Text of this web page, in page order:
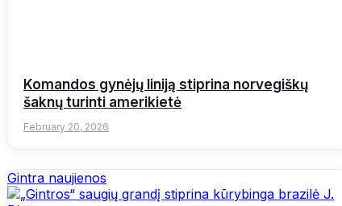
Komandos gynėjų liniją stiprina norvegiškų
šaknų turinti amerikietė
February 20, 2026
Gintra naujienos